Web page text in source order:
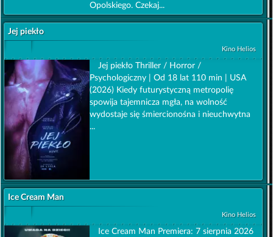
Opolskiego. Czekaj...
Jej piekło
Kino Helios
Jej piekło Thriller / Horror /
Psychologiczny | Od 18 lat 110 min | USA
(2026) Kiedy futurystyczną metropolię
spowija tajemnicza mgła, na wolność
wydostaje się śmiercionośna i nieuchwytna
...
Ice Cream Man
Kino Helios
Ice Cream Man Premiera: 7 sierpnia 2026